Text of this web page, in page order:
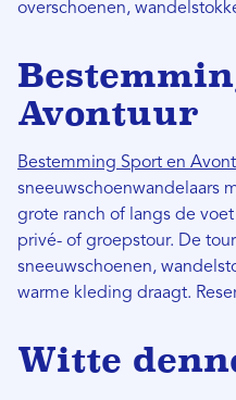
overschoenen,
Avontuur
Bestemming Sport en
sneeuwschoenwandelaars
grote ranch of langs de
privé- of groepstour. De
sneeuwschoenen,
warme kleding draagt.
Witte